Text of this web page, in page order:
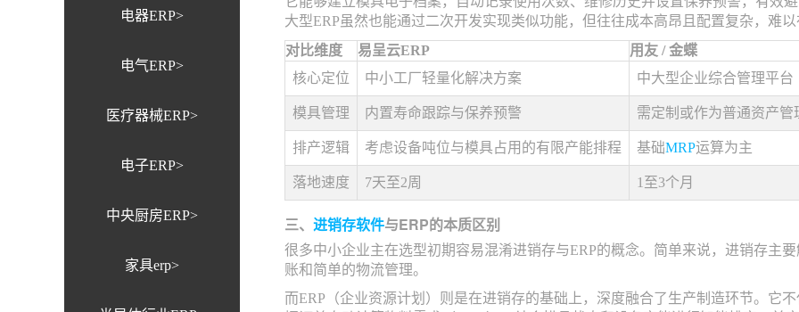
电器ERP>
电气ERP>
医疗器械ERP>
电子ERP>
中央厨房ERP>
家具erp>
大型ERP虽然也能通过二次开发实现类似功能，但往往成本高昂且配置复杂，难
对比维度
易呈云ERP
用友 / 金蝶
核心定位
中小工厂轻量化解决方案 中大型企业综合管理平台
模具管理 内置寿命跟踪与保养预警 需定制或作为普通资产管
排产逻辑 考虑设备吨位与模具占用的有限产能排程 基础MRP运算为主
落地速度 7天至2周 1至3个月
三、 进销存软件与ERP的本质区别
很多中小企业主在选型初期容易混淆进销存与ERP的概念。简单来说，进销存主
账和简单的物流管理。
而ERP（企业资源计划）则是在进销存的基础上，深度融合了生产制造环节。它